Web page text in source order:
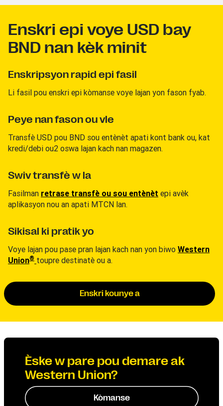
Enskri epi voye USD bay
BND nan kèk minit
Enskripsyon rapid epi fasil
Li fasil pou enskri epi kòmanse voye lajan yon fason fyab.
Peye nan fason ou vle
Transfè USD pou BND sou entènèt apati kont bank ou, kat
kredi/debi ou2 oswa lajan kach nan magazen.
Swiv transfè w la
Fasilman retrase transfè ou sou entènèt epi avèk
aplikasyon nou an apati MTCN lan.
Sikisal ki pratik yo
Voye lajan pou pase pran lajan kach nan yon biwo Western
Union® toupre destinatè ou a.
Enskri kounye a
Èske w pare pou demare ak
Western Union?
Kòmanse